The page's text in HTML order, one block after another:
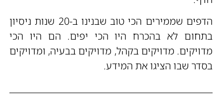
הדפים שממירים הכי טוב שבנינו ב-20 שנות ניסיון
בתחום לא בהכרח היו הכי יפים. הם היו הכי
מדויקים. מדויקים בקהל, מדויקים בבעיה, ומדויקים
בסדר שבו הציגו את המידע.